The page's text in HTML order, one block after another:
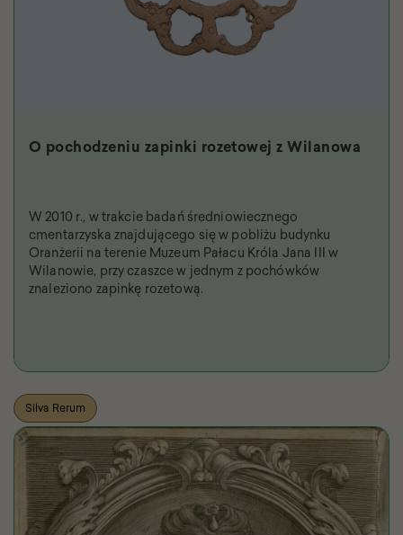
O pochodzeniu zapinki rozetowej z Wilanowa
W 2010 r., w trakcie badań średniowiecznego
cmentarzyska znajdującego się w pobliżu budynku
Oranżerii na terenie Muzeum Pałacu Króla Jana III w
Wilanowie, przy czaszce w jednym z pochówków
znaleziono zapinkę rozetową.
Silva Rerum